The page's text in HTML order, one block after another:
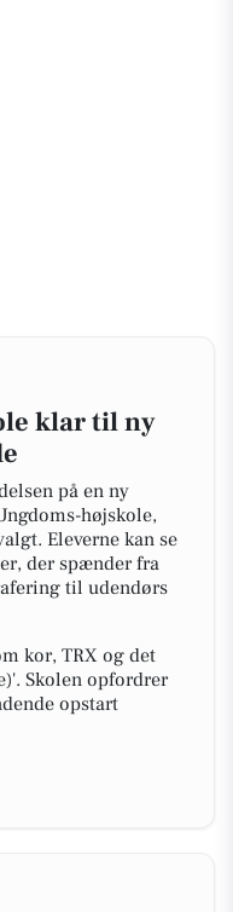
klar til ny
på en ny
højskole,
Eleverne kan se
der spænder fra
til udendørs
kor, TRX og det
Skolen opfordrer
opstart